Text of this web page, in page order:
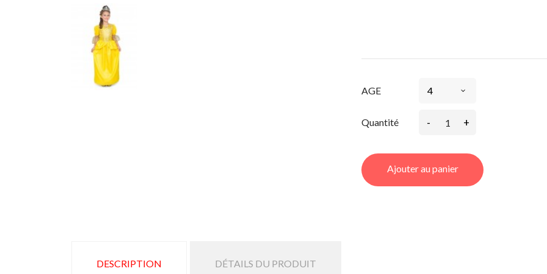
AGE
Quantité - +
Ajouter au panier
DESCRIPTION DÉTAILS DU PRODUIT